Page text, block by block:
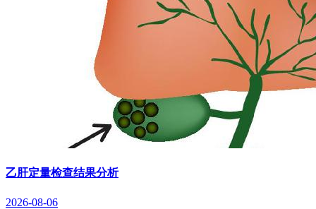
乙肝定量检查结果分析
2026-08-06